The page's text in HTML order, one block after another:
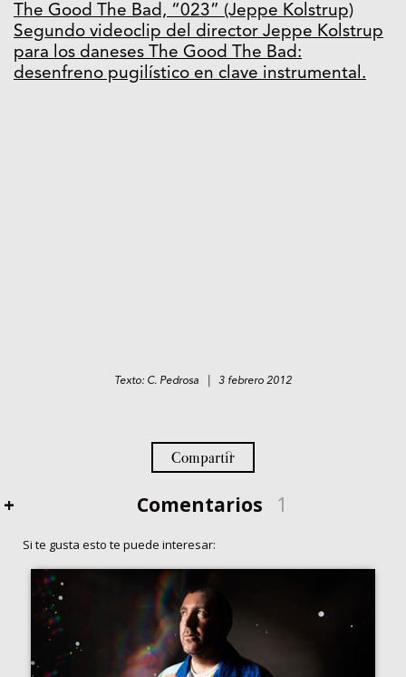
The Good The Bad, “023” (Jeppe Kolstrup)
Segundo videoclip del director Jeppe Kolstrup
para los daneses The Good The Bad:
desenfreno pugilístico en clave instrumental.
Texto: C. Pedrosa | 3 febrero 2012
Compartir
+ Comentarios 1
Si te gusta esto te puede interesar: